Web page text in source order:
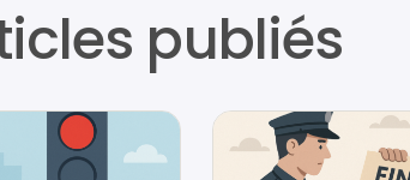
publiés